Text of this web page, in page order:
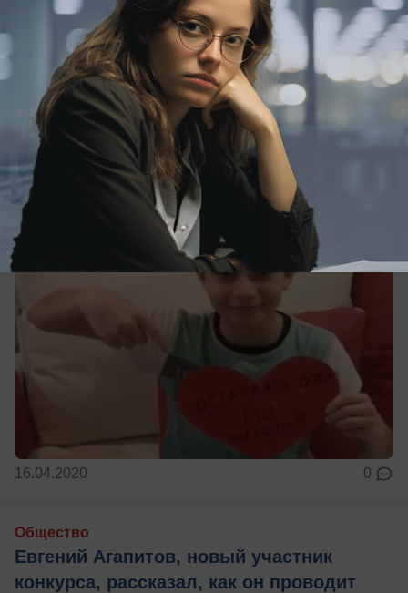
Общество
В Анапе популярный челлендж «Сиди
дома» подхватили ребята из гимназии
«Эврика»
Берём с них пример!
16.04.2020 0
Общество
Евгений Агапитов, новый участник
конкурса, рассказал, как он проводит